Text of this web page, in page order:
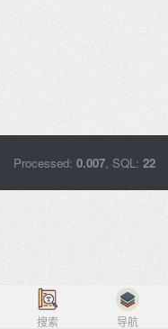
搜索 导航
Processed: 0.007, SQL: 22